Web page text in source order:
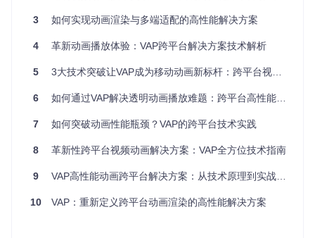
Web三大平台，保证动画效果在不同设备上的一致性。
实用小贴士：在选择动画方案时，可通过对比测试评估VA
P的实际效果——将相同动画分别导出为GIF和VAP格式，
对比文件大小和播放性能，通常能看到3-5倍的综合提升。
二、技术解析：透明视频动画的实现原理与创新
突破
2.1 行业痛点：传统方案的技术瓶颈
往体积庞大
3 如何实现动画渲染与多端适配的高性能解决方案
4 革新动画播放体验：VAP跨平台解决方案技术解析
5 3大技术突破让VAP成为移动动画新标杆：跨平台视频动画播放解决方案详解
6 如何通过VAP解决透明动画播放难题：跨平台高性能解决方案实践指南
7 如何突破动画性能瓶颈？VAP的跨平台技术实践
8 革新性跨平台视频动画解决方案：VAP全方位技术指南
9 VAP高性能动画跨平台解决方案：从技术原理到实战应用
10 VAP：重新定义跨平台动画渲染的高性能解决方案